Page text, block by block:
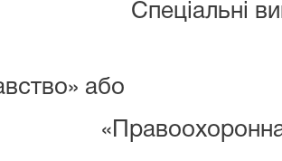
Спеціальні
або
«Правоохоронна